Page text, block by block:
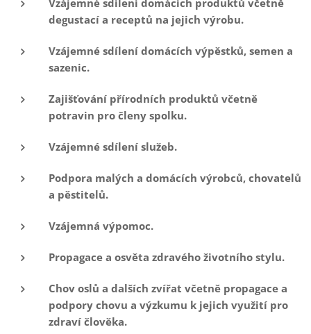
Vzájemné sdílení domácích produktů včetně
degustací a receptů na jejich výrobu.
Vzájemné sdílení domácích výpěstků, semen a
sazenic.
Zajišťování přírodních produktů včetně
potravin pro členy spolku.
Vzájemné sdílení služeb.
Podpora malých a domácích výrobců, chovatelů
a pěstitelů.
Vzájemná výpomoc.
Propagace a osvěta zdravého životního stylu.
Chov oslů a dalších zvířat včetně propagace a
podpory chovu a výzkumu k jejich využití pro
zdraví člověka.